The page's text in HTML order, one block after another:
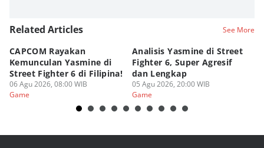
Related Articles See More
CAPCOM Rayakan
Kemunculan Yasmine di
Street Fighter 6 di Filipina!
06 Agu 2026, 08:00 WIB
Game
Analisis Yasmine di Street
Fighter 6, Super Agresif
dan Lengkap
05 Agu 2026, 20:00 WIB
Game